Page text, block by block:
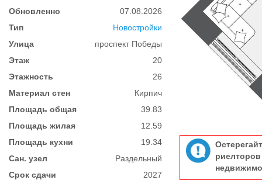
Обновленно
07.08.2026
Тип
Новостройки
Улица
проспект Победы
Этаж
20
Этажность
26
Материал стен
Кирпич
Площадь общая
39.83
Площадь жилая
12.59
Площадь кухни
19.34
Сан. узел
Раздельный
Срок сдачи
2027